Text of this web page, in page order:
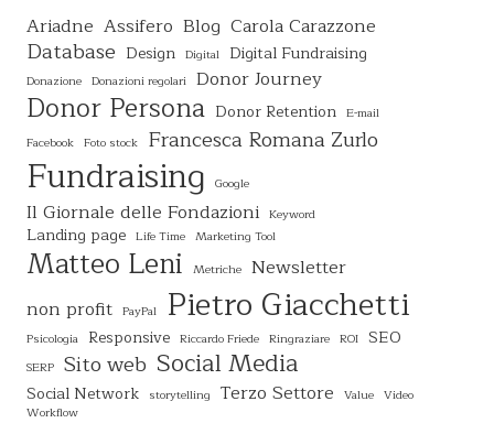
Ariadne Assifero Blog Carola Carazzone
Database Design Digital Digital Fundraising
Donazione Donazioni regolari Donor Journey
Donor Persona Donor Retention E-mail
Facebook Foto stock Francesca Romana Zurlo
Fundraising Google
Il Giornale delle Fondazioni Keyword
Landing page Life Time Marketing Tool
Matteo Leni Metriche Newsletter
non profit PayPal Pietro Giacchetti
Psicologia Responsive Riccardo Friede Ringraziare ROI SEO
SERP Sito web Social Media
Social Network storytelling Terzo Settore Value Video
Workflow